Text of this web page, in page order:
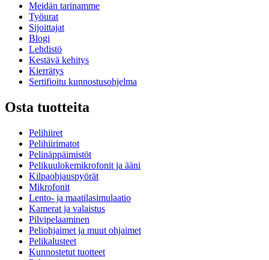
Meidän tarinamme
Työurat
Sijoittajat
Blogi
Lehdistö
Kestävä kehitys
Kierrätys
Sertifioitu kunnostusohjelma
Osta tuotteita
Pelihiiret
Pelihiirimatot
Pelinäppäimistöt
Pelikuulokemikrofonit ja ääni
Kilpaohjauspyörät
Mikrofonit
Lento- ja maatilasimulaatio
Kamerat ja valaistus
Pilvipelaaminen
Peliohjaimet ja muut ohjaimet
Pelikalusteet
Kunnostetut tuotteet